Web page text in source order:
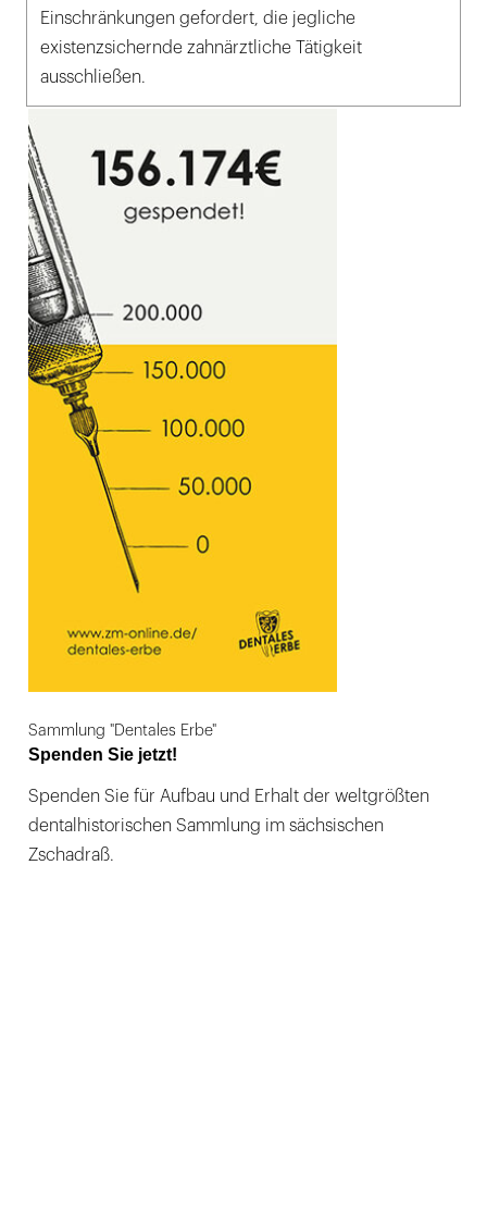
Einschränkungen gefordert, die jegliche
existenzsichernde zahnärztliche Tätigkeit
ausschließen.
Sammlung "Dentales Erbe"
Spenden Sie jetzt!
Spenden Sie für Aufbau und Erhalt der weltgrößten
dentalhistorischen Sammlung im sächsischen
Zschadraß.